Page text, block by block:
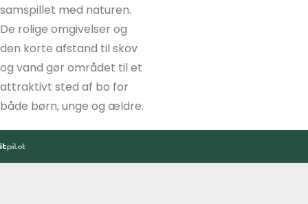
samspillet med naturen.
De rolige omgivelser og
den korte afstand til skov
og vand gør området til et
attraktivt sted af bo for
både børn, unge og ældre.